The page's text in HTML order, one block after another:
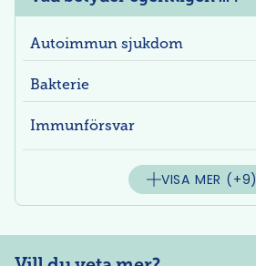
Autoimmun sjukdom
Bakterie
Immunförsvar
VISA MER (+9)